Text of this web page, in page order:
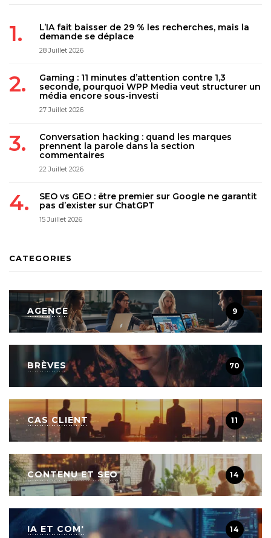
L’IA fait baisser de 29 % les recherches, mais la
demande se déplace
28 Juillet 2026
Gaming : 11 minutes d’attention contre 1,3
seconde, pourquoi WPP Media veut structurer un
média encore sous-investi
27 Juillet 2026
Conversation hacking : quand les marques
prennent la parole dans la section
commentaires
22 Juillet 2026
SEO vs GEO : être premier sur Google ne garantit
pas d’exister sur ChatGPT
15 Juillet 2026
CATEGORIES
AGENCE 9
BRÈVES 70
CAS CLIENT 11
CONTENU ET SEO 14
IA ET COM' 14